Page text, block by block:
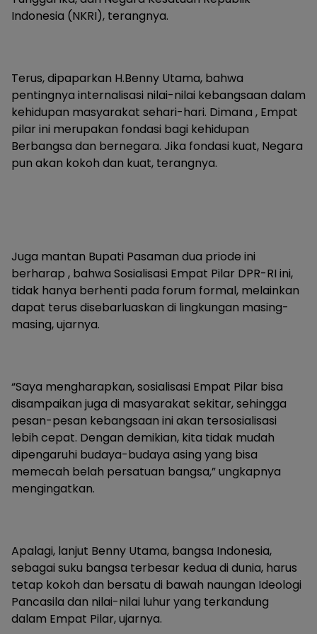
Indonesia (NKRI), terangnya.
Terus, dipaparkan H.Benny Utama, bahwa
pentingnya internalisasi nilai-nilai kebangsaan dalam
kehidupan masyarakat sehari-hari. Dimana , Empat
pilar ini merupakan fondasi bagi kehidupan
Berbangsa dan bernegara. Jika fondasi kuat, Negara
pun akan kokoh dan kuat, terangnya.
Juga mantan Bupati Pasaman dua priode ini
berharap , bahwa Sosialisasi Empat Pilar DPR-RI ini,
tidak hanya berhenti pada forum formal, melainkan
dapat terus disebarluaskan di lingkungan masing-
masing, ujarnya.
“Saya mengharapkan, sosialisasi Empat Pilar bisa
disampaikan juga di masyarakat sekitar, sehingga
pesan-pesan kebangsaan ini akan tersosialisasi
lebih cepat. Dengan demikian, kita tidak mudah
dipengaruhi budaya-budaya asing yang bisa
memecah belah persatuan bangsa,” ungkapnya
mengingatkan.
Apalagi, lanjut Benny Utama, bangsa Indonesia,
sebagai suku bangsa terbesar kedua di dunia, harus
tetap kokoh dan bersatu di bawah naungan Ideologi
Pancasila dan nilai-nilai luhur yang terkandung
dalam Empat Pilar, ujarnya.